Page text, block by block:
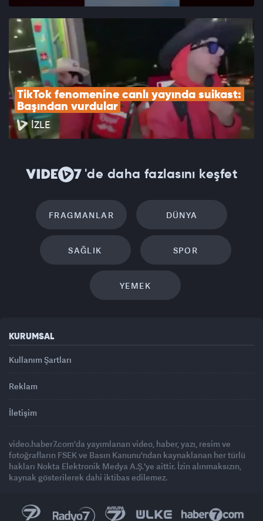
TikTok fenomenine canlı yayında suikast:
Başından vurdular
İZLE
'de daha fazlasını keşfet
FRAGMANLAR DÜNYA
SAĞLIK SPOR
YEMEK
KURUMSAL
Kullanım Şartları
Reklam
İletişim
video.haber7.com'da yayımlanan video, haber, yazı, resim ve
fotoğrafların FSEK ve Basın Kanunu'ndan kaynaklanan her türlü
hakları Nokta Elektronik Medya A.Ş.'ye aittir. İzin alınmaksızın,
kaynak gösterilerek dahi iktibas edilemez.